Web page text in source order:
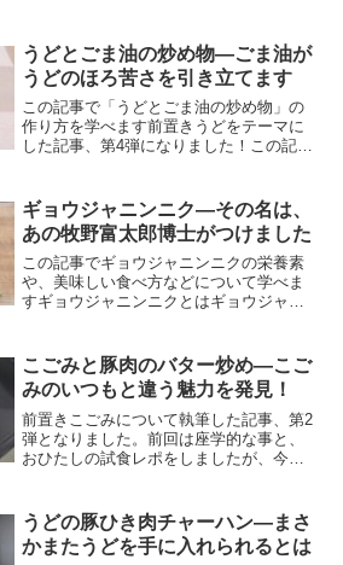
アジア、ヨーロッパ、北アメリカ東部に
分布していて、...
うどとごま油の炒め物―ごま油が
うどのほろ苦さを引き立てます
この記事で「うどとごま油の炒め物」の
作り方を学べます前置きうどをテーマに
した記事、第4弾になりました！この記事
事を意識しながらの執筆です。今回の料
理「うどとご...
ギョウジャニンニク―その名は、
あの牧野富太郎博士がつけました
この記事でギョウジャニンニクの栄養素
や、美味しい食べ方などについて学べま
すギョウジャニンニクとはギョウジャニ
なくなってしまい、貴重になりつつあり
ます。そのような中で、ま...
こごみと豚肉のバター炒め―こご
みのいつもと違う魅力を発見！
前置きこごみについて執筆した記事、第2
弾となりました。前回は座学的な事と、
おひたしの試食レポをしましたが、今回
味という事ですが、その際私は、「果た
してバターと組み合わせ...
うどの豚ひき肉チャーハン―まさ
かまたうどを手に入れられるとは